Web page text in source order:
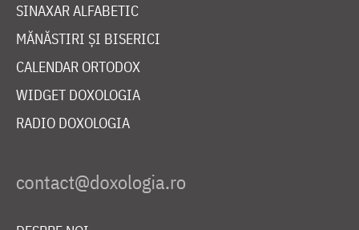
SINAXAR ALFABETIC
MĂNĂSTIRI ȘI BISERICI
CALENDAR ORTODOX
WIDGET DOXOLOGIA
RADIO DOXOLOGIA